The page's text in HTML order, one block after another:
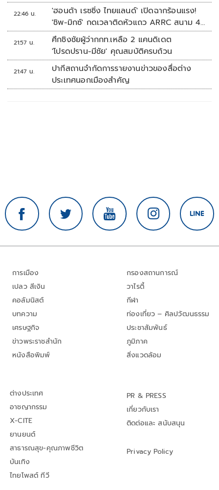
22:46 น.
'ฮอนด้า เรซซิ่ง ไทยแลนด์' เปิดฉากร้อนแรง!
'ชิพ-มิกซ์' กดเวลาติดหัวแถว ARRC สนาม 4
ที่มัลดาลิกา
21:57 น.
ศึกชิงชัยผู้ว่ากกท.เหลือ 2 แคนดิเดต
'โปรดปราน-มีชัย' คุณสมบัติครบถ้วน
21:47 น.
ปากีสถานจำกัดการรายงานข่าวของสื่อต่าง
ประเทศนอกเมืองสำคัญ
การเมือง
เปลว สีเงิน
คอลัมนิสต์
บทความ
เศรษฐกิจ
ข่าวพระราชสำนัก
หนังสือพิมพ์
กรองสถานการณ์
วาไรตี้
กีฬา
ท่องเที่ยว – ศิลปวัฒนธรรม
ประชาสัมพันธ์
ภูมิภาค
สิ่งแวดล้อม
ต่างประเทศ
อาชญากรรม
X-CITE
ยานยนต์
สาธารณสุข-คุณภาพชีวิต
บันเทิง
ไทยโพสต์ ทีวี
PR & PRESS
เกี่ยวกับเรา
ติดต่อและ สนับสนุน
Privacy Policy